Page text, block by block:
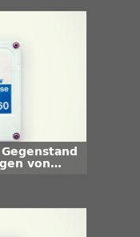
von